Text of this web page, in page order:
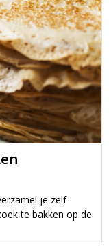
je zelf
te bakken op de